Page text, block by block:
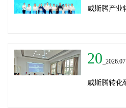
20 _2026.07